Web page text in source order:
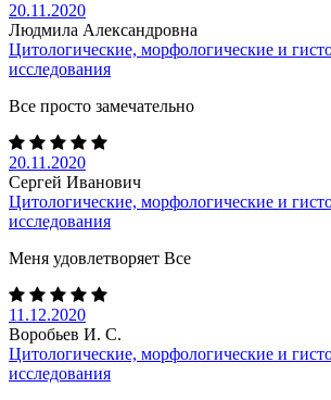
20.11.2020
Людмила Александровна
Цитологические, морфологические и
исследования
Все просто замечательно
20.11.2020
Сергей Иванович
Цитологические, морфологические и
исследования
Меня удовлетворяет Все
11.12.2020
Воробьев И. С.
Цитологические, морфологические и
исследования